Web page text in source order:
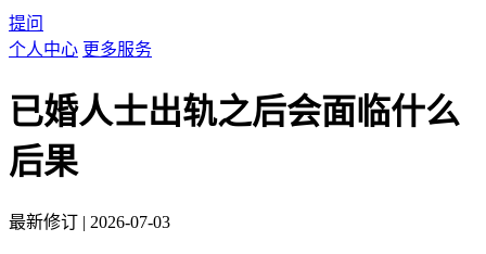
提问
个人中心 更多服务
已婚人士出轨之后会面临什么
后果
最新修订 | 2026-07-03